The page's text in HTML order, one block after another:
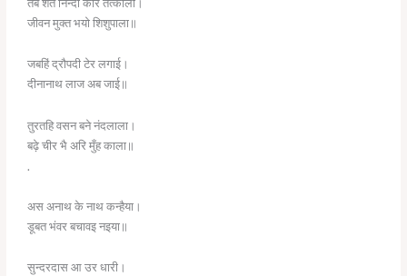
जीवन मुक्त भयो शिशुपाला॥
जबहिं द्रौपदी टेर लगाई।
दीनानाथ लाज अब जाई॥
तुरतहि वसन बने नंदलाला।
बढ़े चीर भै अरि मुँह काला॥
.
अस अनाथ के नाथ कन्हैया।
डूबत भंवर बचावइ नइया॥
सुन्दरदास आ उर धारी।